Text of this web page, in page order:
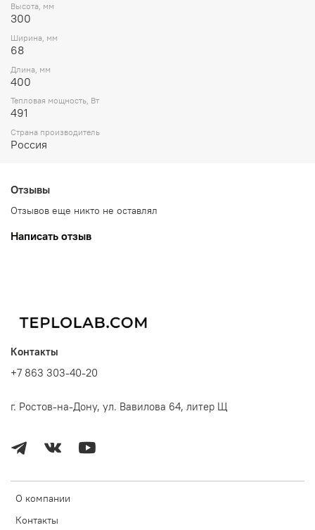
Высота, мм
300
Ширина, мм
68
Длина, мм
400
Тепловая мощность, Вт
491
Страна производитель
Россия
Отзывы
Отзывов еще никто не оставлял
Написать отзыв
О компании
Контакты
Контакты
+7 863 303-40-20
г. Ростов-на-Дону, ул. Вавилова 64, литер Щ